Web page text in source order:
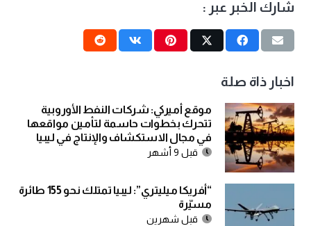
شارك الخبر عبر :
اخبار ذاة صلة
موقع أميركي: شركات النفط الأوروبية
تتحرك بخطوات حاسمة لتأمين مواقعها
في مجال الاستكشاف والإنتاج في ليبيا
قبل 9 أشهر
“أفريكا ميليتري”: ليبيا تمتلك نحو 155 طائرة
مسيّرة
قبل شهرين